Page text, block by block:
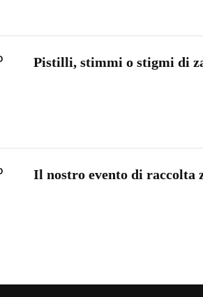
Pistilli, stimmi o stigmi di
Il nostro evento di raccolta